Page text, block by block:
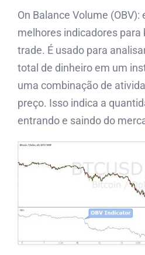
On Balance Volume (OBV):
melhores indicadores para
trade. É usado para
total de dinheiro em um
uma combinação de
preço. Isso indica a
entrando e saindo do